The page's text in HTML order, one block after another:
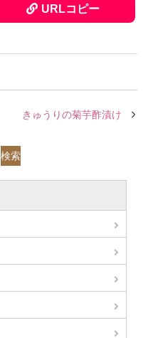
URLコピー
きゅうりの菊芋酢漬け
検索